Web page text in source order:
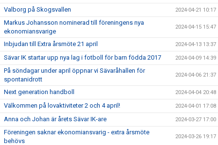
Valborg på Skogsvallen 2024-04-21 10:17
Markus Johansson nominerad till föreningens nya
ekonomiansvarige
2024-04-15 15:47
Inbjudan till Extra årsmöte 21 april 2024-04-13 13:37
Sävar IK startar upp nya lag i fotboll för barn födda 2017 2024-04-09 14:39
På söndagar under april öppnar vi Sävaråhallen för
spontanidrott
2024-04-06 21:37
Next generation handboll 2024-04-04 20:48
Välkommen på lovaktiviteter 2 och 4 april! 2024-04-01 17:08
Anna och Johan är årets Sävar IK-are 2024-03-27 17:00
Föreningen saknar ekonomiansvarig - extra årsmöte
behövs
2024-03-26 19:17